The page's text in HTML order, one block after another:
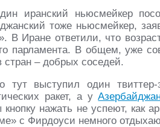
иранский ньюсмейкер
тоже ньюсмейкер,
В Иране ответили, что
парламента. В общем, уже
стран – добрых соседей.
тут выступил один
ракет, а у
кнопку нажать не успеют, как
с Фирдоуси немного